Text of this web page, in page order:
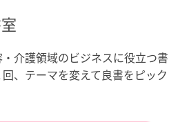
介護領域のビジネスに役立つ書
、テーマを変えて良書をピック